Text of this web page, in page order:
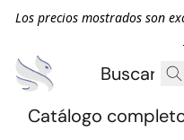
Los precios mostrados son
Catálogo